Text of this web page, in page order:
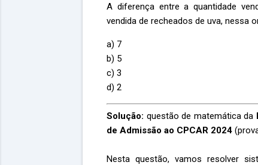
A diferença entre a quantidade
vendida de recheados de uva, nessa
a) 7
b) 5
c) 3
d) 2
Solução: questão de matemática da
de Admissão ao CPCAR 2024
Nesta questão, vamos resolver